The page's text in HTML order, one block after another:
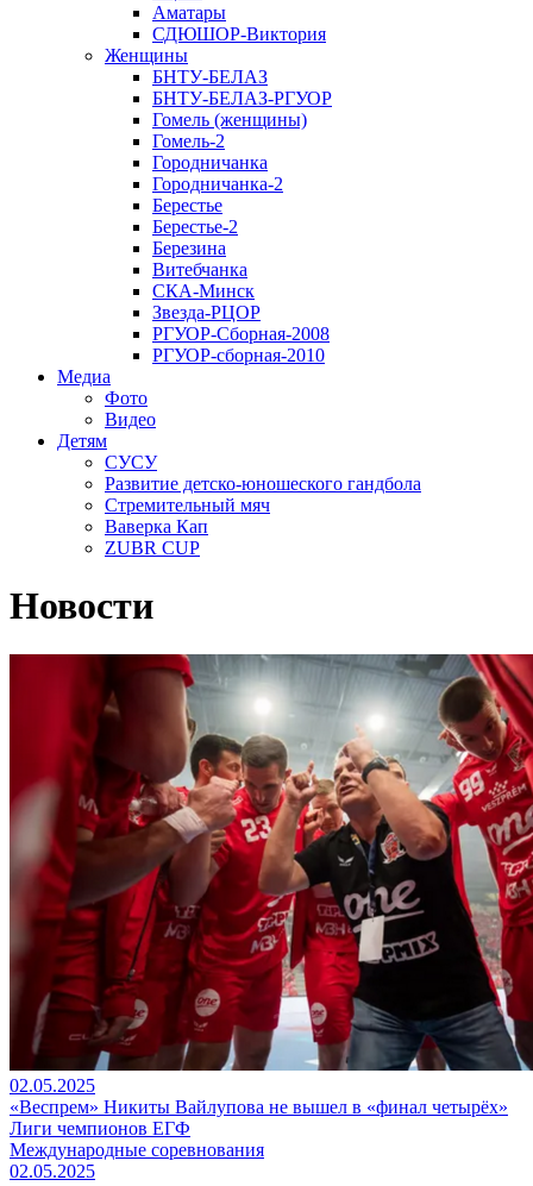
Аматары
СДЮШОР-Виктория
Женщины
БНТУ-БЕЛАЗ
БНТУ-БЕЛАЗ-РГУОР
Гомель (женщины)
Гомель-2
Городничанка
Городничанка-2
Берестье
Берестье-2
Березина
Витебчанка
СКА-Минск
Звезда-РЦОР
РГУОР-Сборная-2008
РГУОР-сборная-2010
Медиа
Фото
Видео
Детям
СУСУ
Развитие детско-юношеского гандбола
Стремительный мяч
Ваверка Кап
ZUBR CUP
Новости
02.05.2025
«Веспрем» Никиты Вайлупова не вышел в «финал четырёх»
Лиги чемпионов ЕГФ
Международные соревнования
02.05.2025